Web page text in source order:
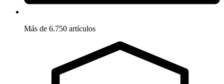
Más de 6.750 artículos